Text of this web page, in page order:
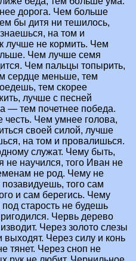
дорога. Чем больше
бы дитя ни тешилось,
на том и
лучше не кормить. Чем
Чем лучше семя
Чем пальцы топырить,
сердце меньше, тем
тем скорее
лучше с песней
— тем почетнее победа.
Чем умнее голова,
своей силой, лучше
на том и провалишься.
служат. Чему быть,
не научился, того Иван не
не род. Чему не
позавидуешь, того сам
и сам берегись. Чему
старость не будешь
Червь дерево
Через золото слезы
Через силу и конь
тянет. Через сноп не